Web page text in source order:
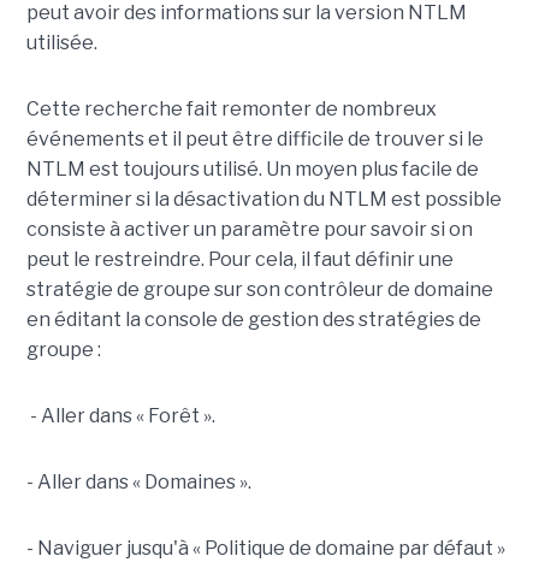
peut avoir des informations sur la version NTLM
utilisée.
Cette recherche fait remonter de nombreux
événements et il peut être difficile de trouver si le
NTLM est toujours utilisé. Un moyen plus facile de
déterminer si la désactivation du NTLM est possible
consiste à activer un paramètre pour savoir si on
peut le restreindre. Pour cela, il faut définir une
stratégie de groupe sur son contrôleur de domaine
en éditant la console de gestion des stratégies de
groupe :
- Aller dans « Forêt ».
- Aller dans « Domaines ».
- Naviguer jusqu'à « Politique de domaine par défaut »